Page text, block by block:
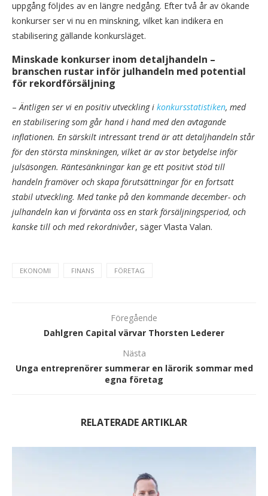
uppgång följdes av en längre nedgång. Efter två år av ökande
konkurser ser vi nu en minskning, vilket kan indikera en
stabilisering gällande konkursläget.
Minskade konkurser inom detaljhandeln –
branschen rustar inför julhandeln med potential
för rekordförsäljning
–Äntligen ser vi en positiv utveckling i konkursstatistiken, med
en stabilisering som går hand i hand med den avtagande
inflationen. En särskilt intressant trend är att detaljhandeln står
för den största minskningen, vilket är av stor betydelse inför
julsäsongen. Räntesänkningar kan ge ett positivt stöd till
handeln framöver och skapa förutsättningar för en fortsatt
stabil utveckling. Med tanke på den kommande december- och
julhandeln kan vi förvänta oss en stark försäljningsperiod, och
kanske till och med rekordnivåer, säger Vlasta Valan.
EKONOMI FINANS FÖRETAG
Föregående
Dahlgren Capital värvar Thorsten Lederer
Nästa
Unga entreprenörer summerar en lärorik sommar med
egna företag
RELATERADE ARTIKLAR